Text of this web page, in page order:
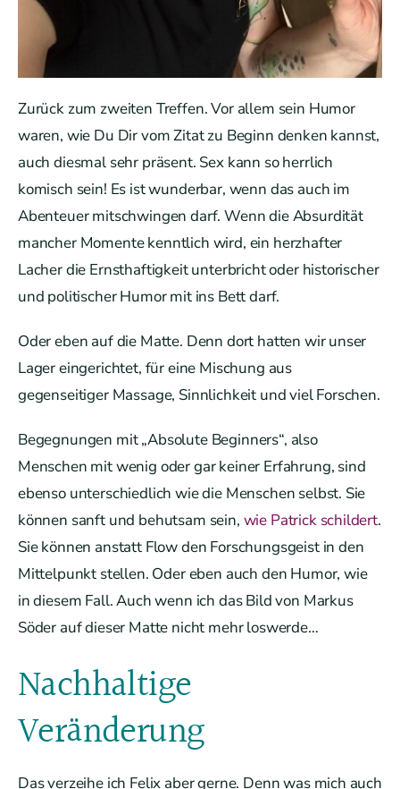
Zurück zum zweiten Treffen. Vor allem sein Humor
waren, wie Du Dir vom Zitat zu Beginn denken kannst,
auch diesmal sehr präsent. Sex kann so herrlich
komisch sein! Es ist wunderbar, wenn das auch im
Abenteuer mitschwingen darf. Wenn die Absurdität
mancher Momente kenntlich wird, ein herzhafter
Lacher die Ernsthaftigkeit unterbricht oder historischer
und politischer Humor mit ins Bett darf.
Oder eben auf die Matte. Denn dort hatten wir unser
Lager eingerichtet, für eine Mischung aus
gegenseitiger Massage, Sinnlichkeit und viel Forschen.
Begegnungen mit „Absolute Beginners“, also
Menschen mit wenig oder gar keiner Erfahrung, sind
ebenso unterschiedlich wie die Menschen selbst. Sie
können sanft und behutsam sein, wie Patrick schildert.
Sie können anstatt Flow den Forschungsgeist in den
Mittelpunkt stellen. Oder eben auch den Humor, wie
in diesem Fall. Auch wenn ich das Bild von Markus
Söder auf dieser Matte nicht mehr loswerde…
Nachhaltige
Veränderung
Das verzeihe ich Felix aber gerne. Denn was mich auch